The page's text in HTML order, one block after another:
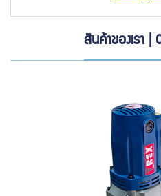
สินค้าของเรา |